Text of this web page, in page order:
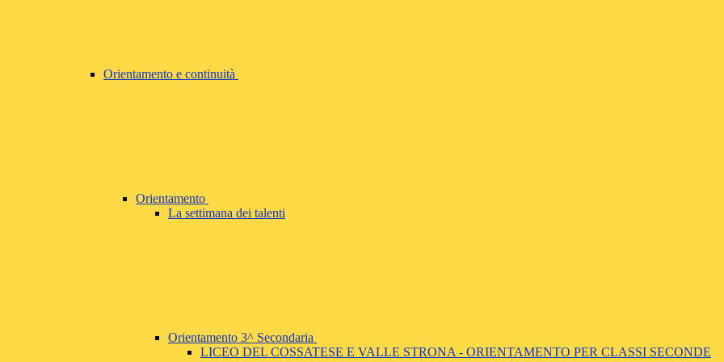
Orientamento e continuità
Orientamento
La settimana dei talenti
Orientamento 3^ Secondaria
LICEO DEL COSSATESE E VALLE STRONA - ORIENTAMENTO PER CLASSI SECONDE